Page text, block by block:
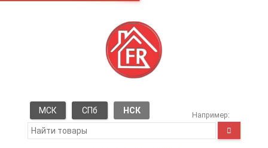
МСК СПб НСК Например: